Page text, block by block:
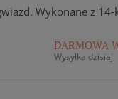
Wykonane z 14-
DARMOWA
Wysyłka dzisiaj